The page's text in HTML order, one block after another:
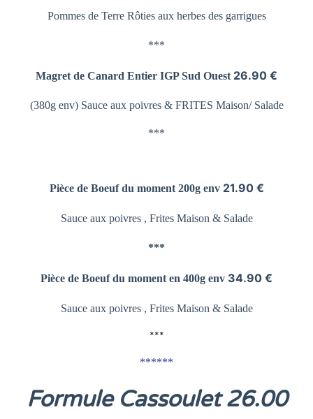
Pommes de Terre Rôties aux herbes des garrigues
***
Magret de Canard Entier IGP Sud Ouest 26.90 €
(380g env) Sauce aux poivres & FRITES Maison/ Salade
***
Pièce de Boeuf du moment 200g env 21.90 €
Sauce aux poivres , Frites Maison & Salade
***
Pièce de Boeuf du moment en 400g env 34.90 €
Sauce aux poivres , Frites Maison & Salade
***
******
Formule Cassoulet 26.00